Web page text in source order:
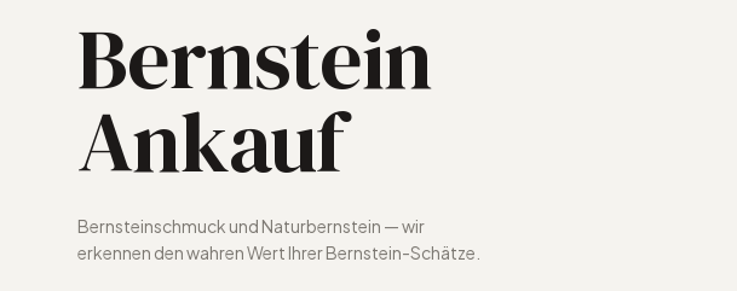
Bernstein
Ankauf
Bernsteinschmuck und Naturbernstein — wir
erkennen den wahren Wert Ihrer Bernstein-Schätze.